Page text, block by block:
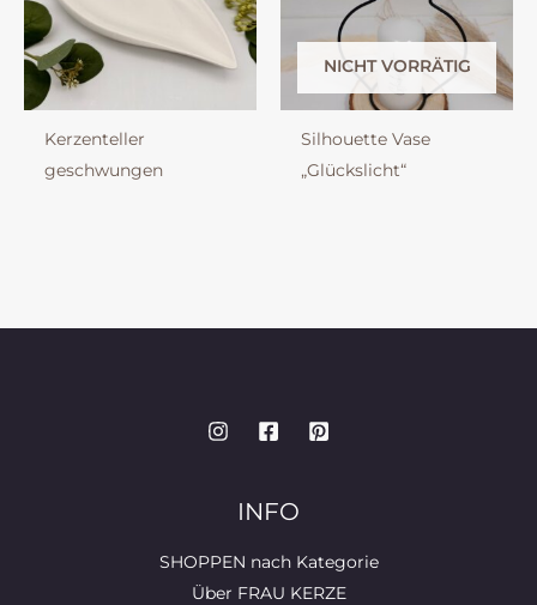
Kerzenteller
geschwungen
NICHT VORRÄTIG
Silhouette Vase
„Glückslicht“
INFO
SHOPPEN nach Kategorie
Über FRAU KERZE